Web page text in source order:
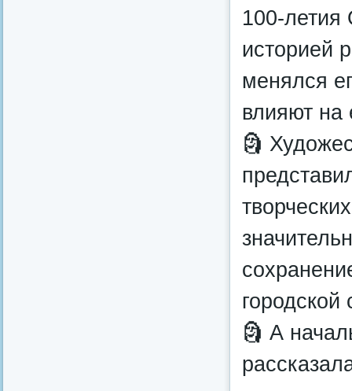
100-летия
историей
менялся
влияют на
🗿
🗿 А